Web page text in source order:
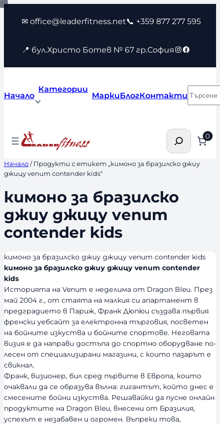
Към
съдържанието
✉ office@leaderfitness.net📞 +359 877 277 595
📍 бул.Христо Ботев № 67 гр.София Instagram
Facebook
Начало
Категории
МаркиБлогКонтакти
Търсене 0
Начало/ Продукти с етикет „кимоно за бразилско джиу
джицу venum contender kids“
кимоно за бразилско
джиу джицу venum
contender kids
кимоно за бразилско джиу джицу venum contender kids
кимоно за бразилско джиу джицу venum contender
kids
Историята на Venum е неделима от Dragon Bleu. През
май 2004 г., от стаята на малкия си апартамент в
предградието в Париж, Франк Дюпюи създава първия
френски уебсайт за електронна търговия, посветен
на бойните изкуства и бойните спортове. Неговата
визия е да направи достъпа до спортно оборудване по-
лесен от специализирани магазини, с които пазарът е
свикнал.
Франк, визионер, бил сред първите в Европа, които
очаквали да се образува вълна: гигантът, който днес е
смесените бойни изкуства. Решавайки да пусне онлайн
продуктите на Dragon Bleu, внесени от Бразилия,
успехът е незабавен и огромен. Въпреки това,